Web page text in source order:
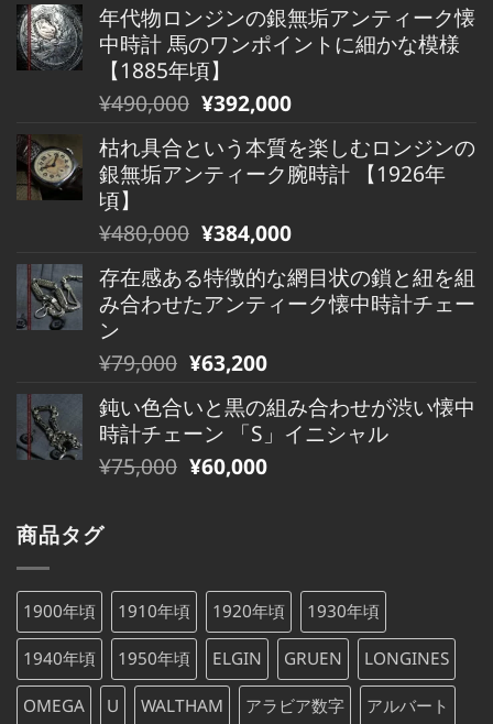
価
格
は
¥680,000
で
し
た。
の
価
格
は
¥680,000
で
す。
年代物ロンジンの銀無垢アンティーク懐
中時計 馬のワンポイントに細かな模様
【1885年頃】
元
価
格
は
¥490,000
で
し
た。
¥490,000 現
の
価
は
¥490,000
で
す。
¥392,000
枯れ具合という本質を楽しむロンジンの
銀無垢アンティーク腕時計 【1926年
頃】
元
価
格
は
¥480,000
で
し
た。
¥480,000 現
の
価
は
¥480,000
で
す。
¥384,000
存在感ある特徴的な網目状の鎖と紐を組
み合わせたアンティーク懐中時計チェー
ン
元
価
格
は
で
¥79,000 現
の
価
格
¥63,200
鈍い色合いと黒の組み合わせが渋い懐中
時計チェーン 「S」イニシャル
元
価
¥75,000
で
た。
¥75,000 現
は
¥75,000
で
す。
¥60,000
商品タグ
1900年頃 1910年頃 1920年頃 1930年頃
1940年頃 1950年頃 ELGIN GRUEN LONGINES
OMEGA U WALTHAM アラビア数字 アルバート